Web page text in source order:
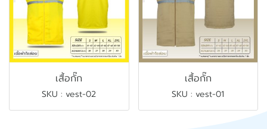
เสื้อกั๊ก
SKU : vest-02
เสื้อกั๊ก
SKU : vest-01